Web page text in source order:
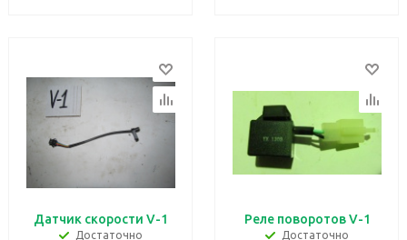
Датчик скорости V-1
Достаточно
Реле поворотов V-1
Достаточно